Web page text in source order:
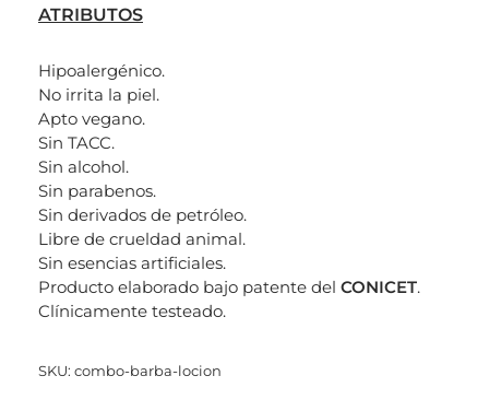
ATRIBUTOS
Hipoalergénico.
No irrita la piel.
Apto vegano.
Sin TACC.
Sin alcohol.
Sin parabenos.
Sin derivados de petróleo.
Libre de crueldad animal.
Sin esencias artificiales.
Producto elaborado bajo patente del CONICET.
Clínicamente testeado.
SKU: combo-barba-locion